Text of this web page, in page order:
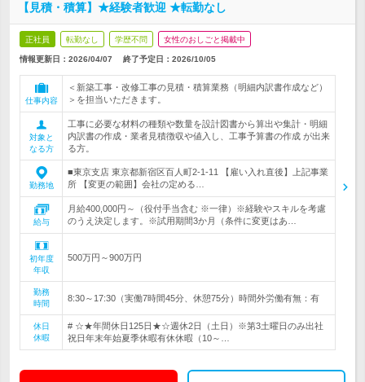
【見積・積算】★経験者歓迎 ★転勤なし
正社員 転勤なし 学歴不問 女性のおしごと掲載中
情報更新日：2026/04/07 終了予定日： 2026/10/05
仕事内容
＜新築工事・改修工事の見積・積算業務（明細内訳書作成など）
＞を担当いただきます。
対象と
なる方
工事に必要な材料の種類や数量を設計図書から算出や集計・明細
内訳書の作成・業者見積徴収や値入し、工事予算書の作成 が出来
る方。
勤務地
■東京支店 東京都新宿区百人町2-1-11 【雇い入れ直後】上記事業
所 【変更の範囲】会社の定める…
給与
月給400,000円～（役付手当含む ※一律）※経験やスキルを考慮
のうえ決定します。※試用期間3か月（条件に変更はあ…
初年度
年収
500万円～900万円
勤務
時間
8:30～17:30（実働7時間45分、休憩75分）時間外労働有無：有
休日
休暇
# ☆★年間休日125日★☆週休2日（土日）※第3土曜日のみ出社
祝日年末年始夏季休暇有休休暇（10～…